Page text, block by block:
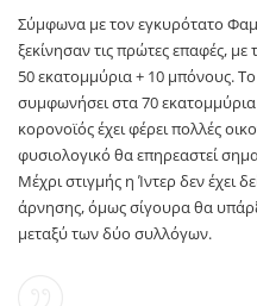
Σύμφωνα με τον εγκυρότατο
ξεκίνησαν τις πρώτες επαφές,
50 εκατομμύρια + 10 μπόνους.
συμφωνήσει στα 70
κορονοϊός έχει φέρει πολλές
φυσιολογικό θα επηρεαστεί
Μέχρι στιγμής η Ίντερ δεν έχει
άρνησης, όμως σίγουρα θα
μεταξύ των δύο συλλόγων.